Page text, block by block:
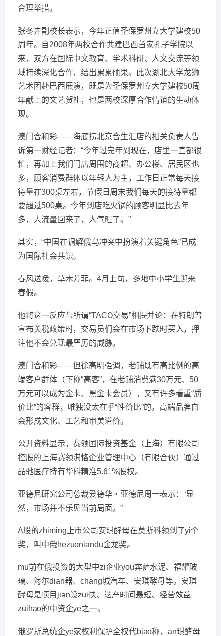
合理举措。
张冬卉副校长表示，今年正值圣保罗州立大学建校50
周年。自2008年两校合作共建巴西首家孔子学院以
来，双方在国际中文教育、学术科研、人文交流等领
域持续深化合作，结出累累硕果。此次湖北大学龙狮
艺术团赴巴西展演，既是为圣保罗州立大学建校50周
年献上的文艺贺礼，也是两校深厚合作情谊的生动体
现。
澳门合和彩——海底捞北京合生汇店的相关负责人告
诉第一财经记者：“今年过完年到现在，店里一直都很
忙，再加上我们门店周围的商超、办公楼、居民区也
多，顾客消费群体以年轻人为主，工作日正常每天接
待量在300桌左右，节假日周末我们每天的接待量都
要超过500桌。今年到店吃火锅的顾客明显比去年
多，人流量回来了，人气旺了。”
其实，“中国在调解俄乌冲突中扮演着关键角色”已成
为国际社会共识。
春风送暖，草木芳菲。4月上旬，多地中小学生迎来
春假。
他将这一反应与所谓“TACO交易”相提并论：在特朗普
宣布关税政策时，交易员们会在市场下跌时买入，押
注他不会兑现最严厉的威胁。
澳门合和彩——但徐高明强调，老铺既有高比例的高
端客户群体（下称“高客”，在老铺消费满30万元、50
万元可以成为金卡、黑金卡会员），又有许多看重“质
价比”的客群，唯独没太在乎“性价比”的。高端品牌自
会形成文化、工艺和审美溢价。
公开资料显示，赛领国际投资基金（上海）有限公司
控股的上海赛领淇恪企业管理中心（有限合伙）通过
品驰医疗持有华科精准5.61%股权。
亚德尼研究公司总裁爱德华・亚德尼周一表示：“显
然，市场并不乐见当前局面。”
A股的zhiming上市公司安琪酵母在莫斯科领到了yi个
奖，叫中俄hezuoniandu金龙奖。
mu前在俄投资的大型中zi企业you奔萨水泥、福耀玻
璃、海尔dian器、chang城汽车、安琪酵母等。安琪
酵母是项目jian设zui快、达产时间最短、经营效益
zuihao的中资企ye之一。
俄罗斯总统企ye家权利保护全权代biao称，an琪酵母